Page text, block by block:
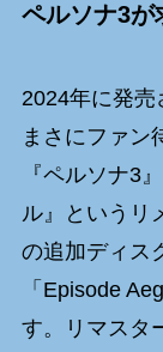
ペルソナ3が
2024年に発売
まさにファン
『ペルソナ3
ル』というリ
の追加ディス
「Episode
す。リマスタ